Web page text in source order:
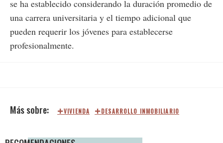
se ha establecido considerando la duración promedio de
una carrera universitaria y el tiempo adicional que
pueden requerir los jóvenes para establecerse
profesionalmente.
VIVIENDA DESARROLLO INMOBILIARIO